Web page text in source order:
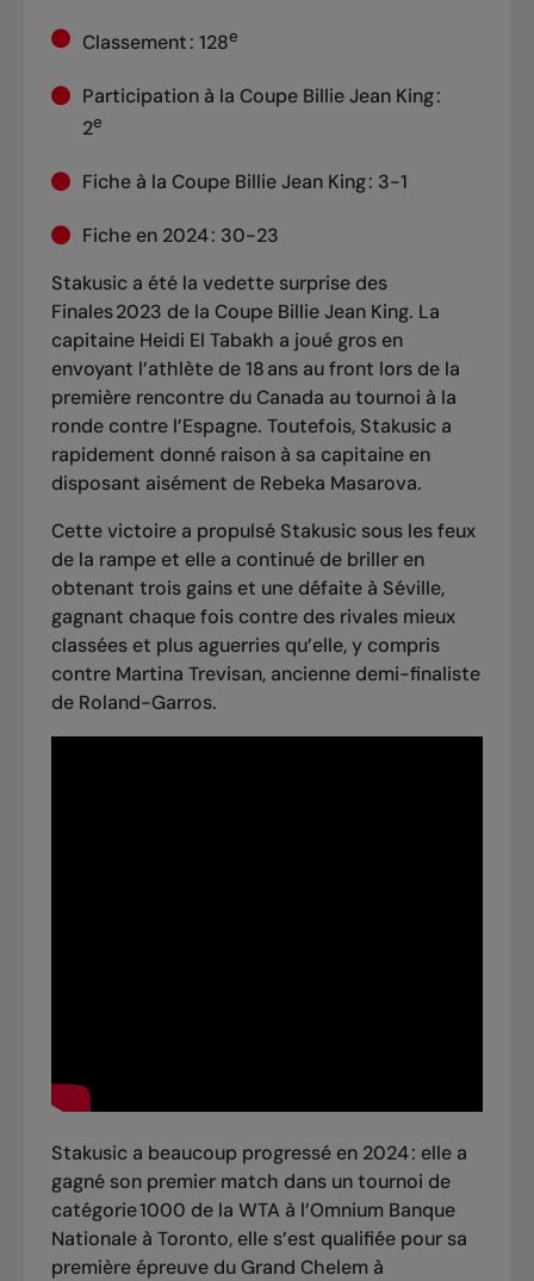
Classement : 128e
Participation à la Coupe Billie Jean King :
2e
Fiche à la Coupe Billie Jean King : 3-1
Fiche en 2024 : 30-23
Stakusic a été la vedette surprise des
Finales 2023 de la Coupe Billie Jean King. La
capitaine Heidi El Tabakh a joué gros en
envoyant l’athlète de 18 ans au front lors de la
première rencontre du Canada au tournoi à la
ronde contre l’Espagne. Toutefois, Stakusic a
rapidement donné raison à sa capitaine en
disposant aisément de Rebeka Masarova.
Cette victoire a propulsé Stakusic sous les feux
de la rampe et elle a continué de briller en
obtenant trois gains et une défaite à Séville,
gagnant chaque fois contre des rivales mieux
classées et plus aguerries qu’elle, y compris
contre Martina Trevisan, ancienne demi-finaliste
de Roland-Garros.
Stakusic a beaucoup progressé en 2024 : elle a
gagné son premier match dans un tournoi de
catégorie 1000 de la WTA à l’Omnium Banque
Nationale à Toronto, elle s’est qualifiée pour sa
première épreuve du Grand Chelem à